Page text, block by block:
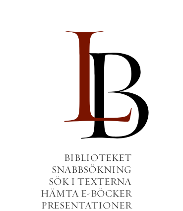
BIBLIOTEKET
SNABBSÖKNING
SÖK I TEXTERNA
HÄMTA E-BÖCKER
PRESENTATIONER